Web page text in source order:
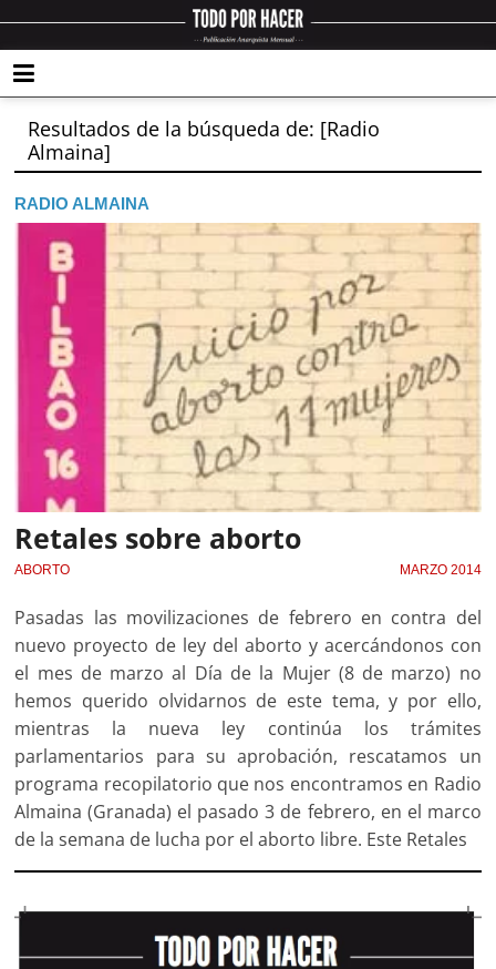
Resultados de la búsqueda de: [Radio
Almaina]
RADIO ALMAINA
Retales sobre aborto
ABORTO MARZO 2014
Pasadas las movilizaciones de febrero en contra del
nuevo proyecto de ley del aborto y acercándonos con
el mes de marzo al Día de la Mujer (8 de marzo) no
hemos querido olvidarnos de este tema, y por ello,
mientras la nueva ley continúa los trámites
parlamentarios para su aprobación, rescatamos un
programa recopilatorio que nos encontramos en Radio
Almaina (Granada) el pasado 3 de febrero, en el marco
de la semana de lucha por el aborto libre. Este Retales